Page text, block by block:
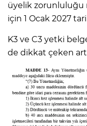
üyelik zorunluluğu
için 1 Ocak 2027
K3 ve C3 yetki
de dikkat çeken